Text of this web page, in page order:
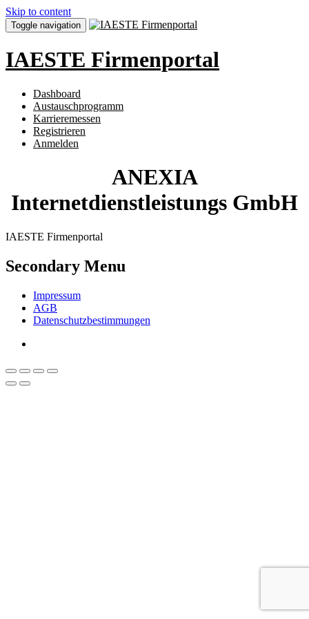
Skip to content
Toggle navigation
IAESTE Firmenportal
Dashboard
Austauschprogramm
Karrieremessen
Registrieren
Anmelden
ANEXIA
Internetdienstleistungs GmbH
IAESTE Firmenportal
Secondary Menu
Impressum
AGB
Datenschutzbestimmungen